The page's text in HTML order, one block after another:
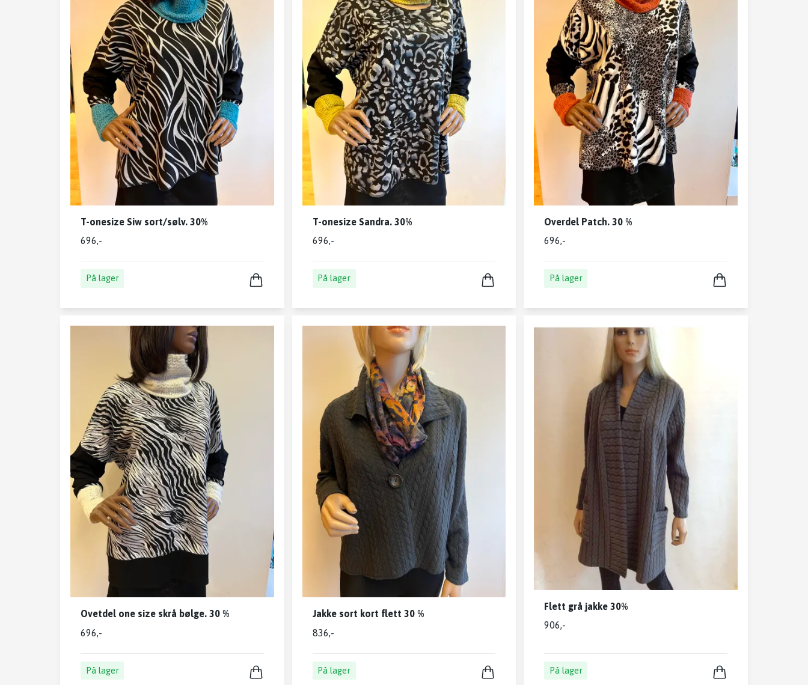
T-onesize Siw sort/sølv. 30%
696,-
På lager
T-onesize Sandra. 30%
696,-
På lager
Overdel Patch. 30 %
696,-
På lager
Ovetdel one size skrå bølge. 30 %
696,-
På lager
Jakke sort kort flett 30 %
836,-
På lager
Flett grå jakke 30%
906,-
På lager